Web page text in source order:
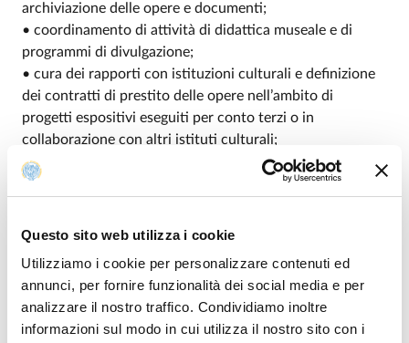
Questo sito web utilizza i cookie
Utilizziamo i cookie per personalizzare contenuti ed
annunci, per fornire funzionalità dei social media e per
analizzare il nostro traffico. Condividiamo inoltre
informazioni sul modo in cui utilizza il nostro sito con i
archiviazione delle opere e documenti;
• coordinamento di attività di didattica museale e di
programmi di divulgazione;
• cura dei rapporti con istituzioni culturali e definizione
dei contratti di prestito delle opere nell’ambito di
progetti espositivi eseguiti per conto terzi o in
collaborazione con altri istituti culturali;
• sistemi di catalogazione informatizzata e
digitalizzazione dei Beni Culturali;
di monitoraggio, diagnostica e restauro;
Beni Culturali;
• normativa in materia di legislazione universitaria;
• disciplina sulla privacy, trasparenza e anticorruzione,
salute e sicurezza sui luoghi di lavoro.